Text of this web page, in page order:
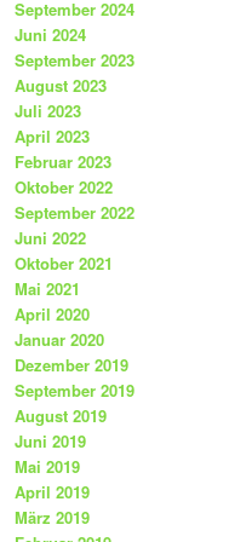
September 2024
Juni 2024
September 2023
August 2023
Juli 2023
April 2023
Februar 2023
Oktober 2022
September 2022
Juni 2022
Oktober 2021
Mai 2021
April 2020
Januar 2020
Dezember 2019
September 2019
August 2019
Juni 2019
Mai 2019
April 2019
März 2019